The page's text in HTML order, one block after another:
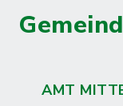
AMT